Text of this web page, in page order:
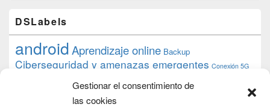
Gestionar el consentimiento de
las cookies
DSLabels
androidAprendizaje online Backup
Ciberseguridad y amenazas emergentes Conexión 5G
datos debian desarrollo web
Formación Google
iphone